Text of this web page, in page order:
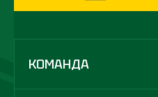
КОМАНДА